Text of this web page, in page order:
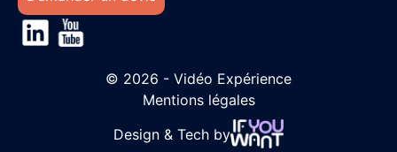
© 2026 - Vidéo Expérience
Mentions légales
Design & Tech by